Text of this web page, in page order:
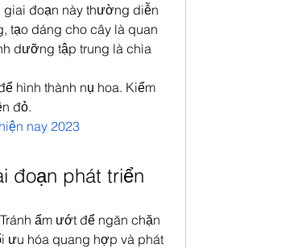
đoạn này thường diễn
tạo dáng cho cây là quan
dưỡng tập trung là chìa
hình thành nụ hoa. Kiểm
đỏ.
nay 2023
đoạn phát triển
ẩm ướt để ngăn chặn
ưu hóa quang hợp và phát